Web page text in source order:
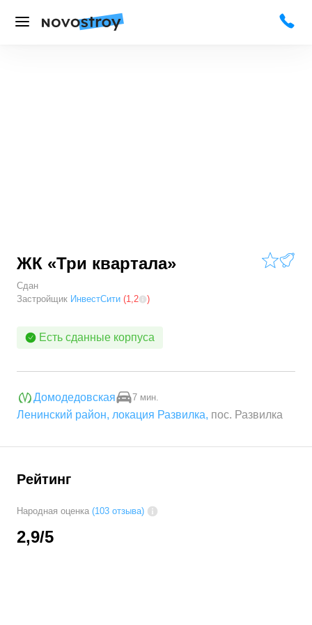
ЖК «Три квартала»
Сдан
Застройщик ИнвестСити (1,2 )
Есть сданные корпуса
Домодедовская 7 мин.
Ленинский район, локация Развилка, пос. Развилка
Рейтинг
Народная оценка (103 отзыва)
2,9/5